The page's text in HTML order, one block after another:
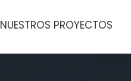
NUESTROS PROYECTOS